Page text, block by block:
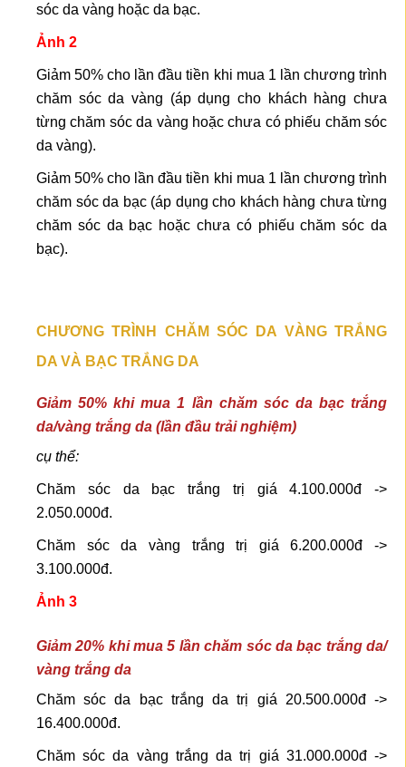
sóc da vàng hoặc da bạc.
Ảnh 2
Giảm 50% cho lần đầu tiền khi mua 1 lần chương trình
chăm sóc da vàng (áp dụng cho khách hàng chưa
từng chăm sóc da vàng hoặc chưa có phiếu chăm sóc
da vàng).
Giảm 50% cho lần đầu tiền khi mua 1 lần chương trình
chăm sóc da bạc (áp dụng cho khách hàng chưa từng
chăm sóc da bạc hoặc chưa có phiếu chăm sóc da
bạc).
CHƯƠNG TRÌNH CHĂM SÓC DA VÀNG TRẮNG
DA VÀ BẠC TRẮNG DA
Giảm 50% khi mua 1 lần chăm sóc da bạc trắng
da/vàng trắng da (lần đầu trải nghiệm)
cụ thể:
Chăm sóc da bạc trắng trị giá 4.100.000đ ->
2.050.000đ.
Chăm sóc da vàng trắng trị giá 6.200.000đ ->
3.100.000đ.
Ảnh 3
Giảm 20% khi mua 5 lần chăm sóc da bạc trắng da/
vàng trắng da
Chăm sóc da bạc trắng da trị giá 20.500.000đ ->
16.400.000đ.
Chăm sóc da vàng trắng da trị giá 31.000.000đ ->